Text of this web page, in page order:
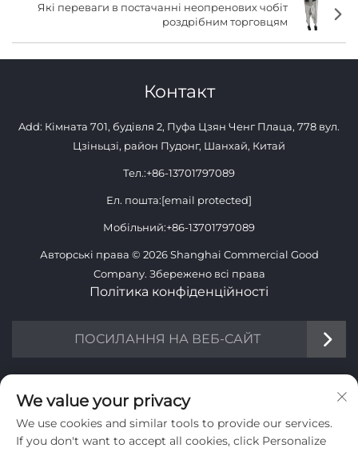
Які переваги в постачанні неопренових чобіт
роздрібним торговцям
Контакт
Add: Кімната 701, будівля 2, Пуфа Цзян Ченг Плаца, 778 вул.
Цзіньцзі, район Пудонг, Шанхай, Китай
Тел.:+86-13701797089
Ел. пошта:[email protected]
Мобільний:+86-13701797089
Авторські права © 2026 Shanghai Commercial Good
Company. Збережено всі права
Політика конфіденційності
ПОСИЛАННЯ НА ВЕБ-САЙТ
ІНФОРМАЦІЯ
Підпишіться, щоб отримувати нашу щотижневу розсилку
We value your privacy
We use cookies and similar tools to provide our services.
If you don't want to accept all cookies, click Personalize